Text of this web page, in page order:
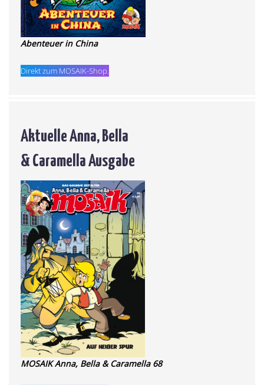
Abenteuer in China
Direkt zum MOSAIK-Shop.
Aktuelle Anna, Bella
& Caramella Ausgabe
MOSAIK Anna, Bella & Caramella 68